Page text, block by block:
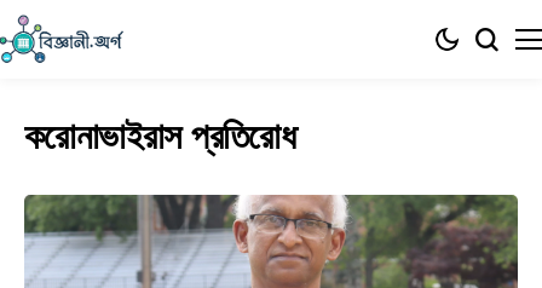
করোনাভাইরাস প্রতিরোধ